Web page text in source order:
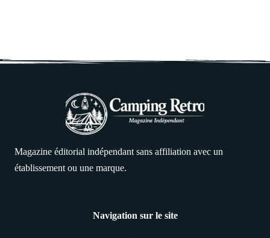
Magazine éditorial indépendant sans affiliation avec un
établissement ou une marque.
Navigation sur le site